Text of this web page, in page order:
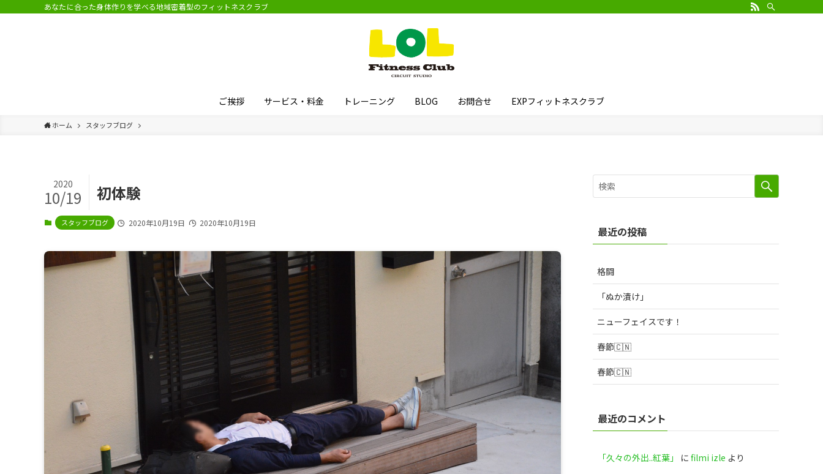
あなたに合った身体作りを学べる地域密着型のフィットネスクラブ
ご挨拶 サービス・料金 トレーニング BLOG お問合せ EXPフィットネスクラブ
ホーム スタッフブログ
初体験
2020
10/19
スタッフブログ 2020年10月19日 2020年10月19日
最近の投稿
格闘
「ぬか漬け」
ニューフェイスです！
春節🇨🇳
春節🇨🇳
最近のコメント
「久々の外出..紅葉」 に filmi izle より